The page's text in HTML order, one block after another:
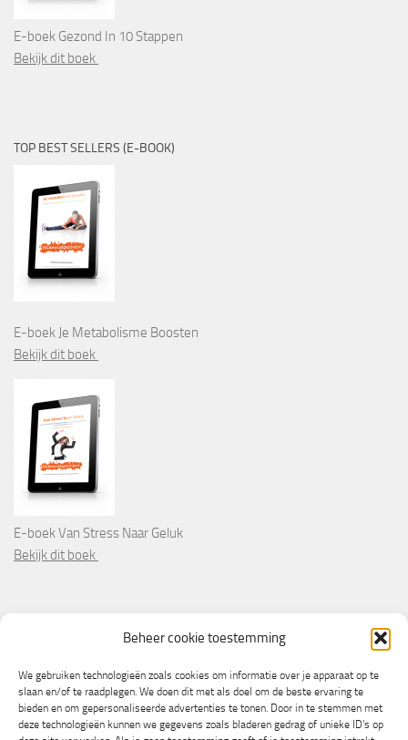
Beheer cookie toestemming
We gebruiken technologieën zoals cookies om informatie over je apparaat op te
slaan en/of te raadplegen. We doen dit met als doel om de beste ervaring te
bieden en om gepersonaliseerde advertenties te tonen. Door in te stemmen met
deze technologieën kunnen we gegevens zoals bladeren gedrag of unieke ID's op
E-boek Gezond In 10 Stappen
Bekijk dit boek
TOP BEST SELLERS (E-BOOK)
E-boek Je Metabolisme Boosten
Bekijk dit boek
E-boek Van Stress Naar Geluk
Bekijk dit boek